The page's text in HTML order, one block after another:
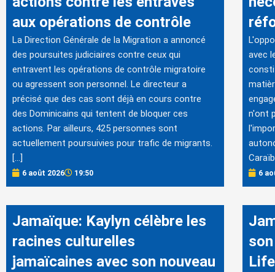
aux opérations de contrôle
La Direction Générale de la Migration a annoncé
des poursuites judiciaires contre ceux qui
entravent les opérations de contrôle migratoire
ou agressent son personnel. Le directeur a
précisé que des cas sont déjà en cours contre
des Dominicains qui tentent de bloquer ces
actions. Par ailleurs, 425 personnes sont
actuellement poursuivies pour trafic de migrants.
[…]
6 août 2026 19:50
avec
n'ont
6
Jamaïque: Kaylyn célèbre les
racines culturelles
jamaïcaines avec son nouveau